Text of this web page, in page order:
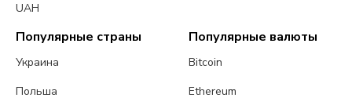
UAH
Популярные страны
Украина
Польша
Популярные валюты
Bitcoin
Ethereum